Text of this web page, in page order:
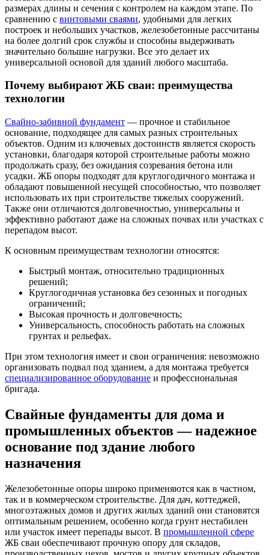
размерах длины и сечения с контролем на каждом этапе. По
сравнению с винтовыми сваями, удобными для легких
построек и небольших участков, железобетонные рассчитаны
на более долгий срок службы и способны выдерживать
значительно большие нагрузки. Все это делает их
универсальной основой для зданий любого масштаба.
Почему выбирают ЖБ сваи: преимущества
технологии
Свайно-забивной фундамент — прочное и стабильное
основание, подходящее для самых разных строительных
объектов. Одним из ключевых достоинств является скорость
установки, благодаря которой строительные работы можно
продолжать сразу, без ожидания созревания бетона или
усадки. ЖБ опоры подходят для круглогодичного монтажа и
обладают повышенной несущей способностью, что позволяет
использовать их при строительстве тяжелых сооружений.
Также они отличаются долговечностью, универсальны и
эффективно работают даже на сложных почвах или участках с
перепадом высот.
К основным преимуществам технологии относятся:
Быстрый монтаж, относительно традиционных
решений;
Круглогодичная установка без сезонных и погодных
ограничений;
Высокая прочность и долговечность;
Универсальность, способность работать на сложных
грунтах и рельефах.
При этом технология имеет и свои ограничения: невозможно
организовать подвал под зданием, а для монтажа требуется
специализированное оборудование и профессиональная
бригада.
Свайные фундаменты для дома и
промышленных объектов — надежное
основание под здание любого
назначения
Железобетонные опоры широко применяются как в частном,
так и в коммерческом строительстве. Для дач, коттеджей,
многоэтажных домов и других жилых зданий они становятся
оптимальным решением, особенно когда грунт нестабилен
или участок имеет перепады высот. В промышленной сфере
ЖБ сваи обеспечивают прочную опору для складов,